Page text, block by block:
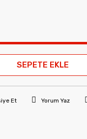
SEPETE EKLE
Et Yorum Yaz